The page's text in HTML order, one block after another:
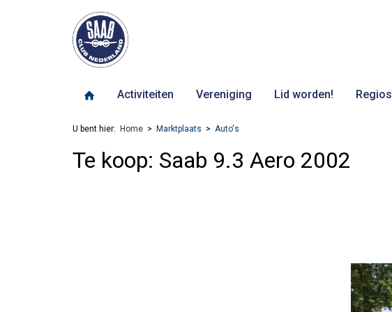
Activiteiten Vereniging Lid worden! Regios
U bent hier: Home Marktplaats Auto's
Te koop: Saab 9.3 Aero 2002